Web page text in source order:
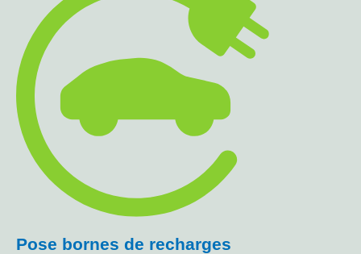
Pose bornes de recharges